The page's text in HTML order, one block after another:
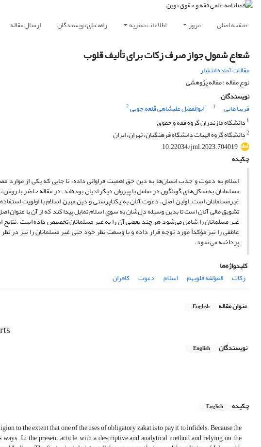
صفحه اصلی مرور اطلاعات نشریه راهنمای نویسندگان ارسال مقاله
شعاع شمول جواز صرف زکات برای تألیف قلوب
مقالات آماده انتشار
نوع مقاله : مقاله پژوهشی
نویسندگان
فریبا طائی
1 ابوالفضل علیشاهی قلعه جویی2
1 دانشگاه مازندران گروه فقه و حقوق
2دانشگاه گروه الهیات دانشگاه فرهنگیان، تهران، ایران
10.22034/jml.2023.704019
چکیده
اسلام‌ به‌ دعوت و جذب‌ انسان‌ها به دین حق اهمیت فراوانی داده، تا جایی که یکی از
مسلمانان به شکل‌های گوناگون در تعامل با پیروان دیگر ادیان بوده‌اند. در مقالة حاضر با روش
غیرمسلمانان است. اولین اصل، دعوت آنان به یکتاپرستی و دین مبین اسلام با اولویت
تشویق مالی آنان است تا بدین وسیله دل‌شان به سوی اسلام تمایل پیدا کند که از آن با عنوان
غیر مسلمانان را شامل می‌شود هر چند بعضی آن را به غیر مسلمانان تخصیص داده است .نتایج
عاطفی را نیز مؤکداً مورد توجه قرار داده و با وسعت نظر خود حتی غیر مسلمانان را نیز
پرداخته می شود.
کلیدواژه‌ها
زکات
المؤلفة قلوبهم اسلام دعوت کافران
عنوان مقاله English
نویسندگان English
چکیده
English
to the extent that one of the uses of obligatory zakat is to pay it to infidels. Because the
In the present article, with a descriptive and analytical method and relying on the